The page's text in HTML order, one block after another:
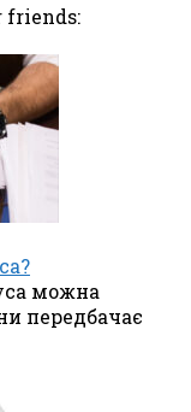
friends:
можна
передбачає